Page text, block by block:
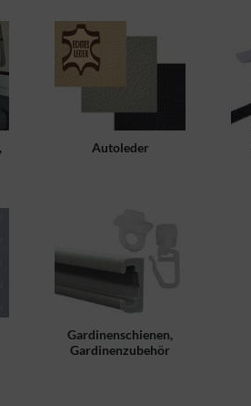
Autoleder
Gardinenschienen,
Gardinenzubehör